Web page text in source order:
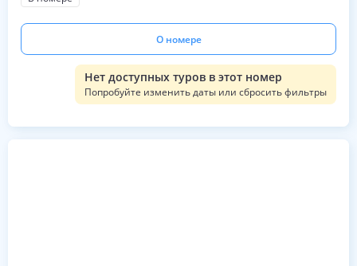
О номере
Нет доступных туров в этот номер
Попробуйте изменить даты или сбросить фильтры